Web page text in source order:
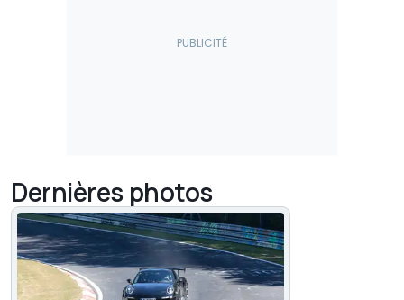
Dernières photos